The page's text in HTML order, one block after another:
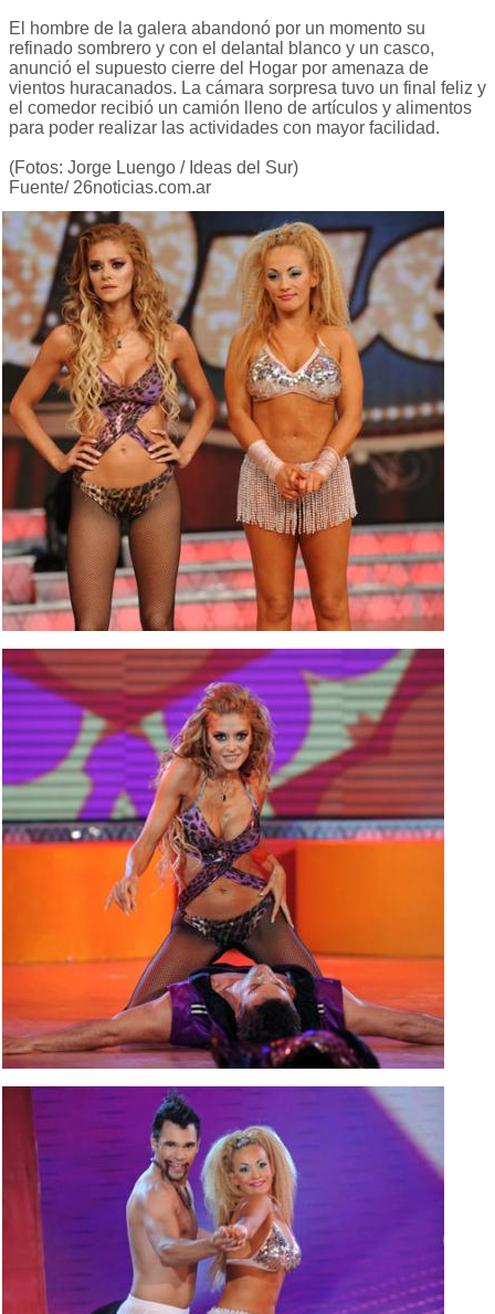
El hombre de la galera abandonó por un momento su
refinado sombrero y con el delantal blanco y un casco,
anunció el supuesto cierre del Hogar por amenaza de
vientos huracanados. La cámara sorpresa tuvo un final feliz y
el comedor recibió un camión lleno de artículos y alimentos
para poder realizar las actividades con mayor facilidad.
(Fotos: Jorge Luengo / Ideas del Sur)
Fuente/ 26noticias.com.ar